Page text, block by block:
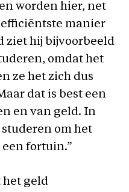
worden hier, net
manier
ziet hij bijvoorbeeld
omdat het
ze het zich dus
dat is best een
en van geld. In
om het
fortuin.”
het geld